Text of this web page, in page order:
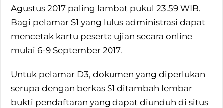
Agustus 2017 paling lambat pukul 23.59 WIB.
Bagi pelamar S1 yang lulus administrasi dapat
mencetak kartu peserta ujian secara online
mulai 6-9 September 2017.
Untuk pelamar D3, dokumen yang diperlukan
serupa dengan berkas S1 ditambah lembar
bukti pendaftaran yang dapat diunduh di situs